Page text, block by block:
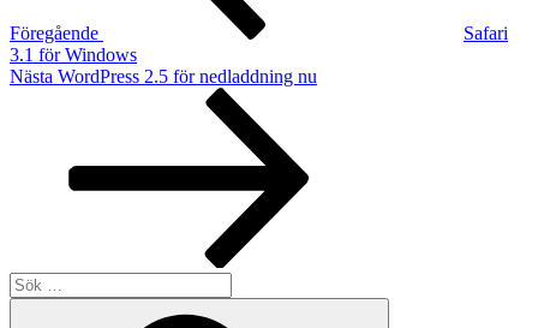
Föregående
Safari
3.1 för Windows
Nästa
Nästa WordPress 2.5 för nedladdning nu
Sök
efter: